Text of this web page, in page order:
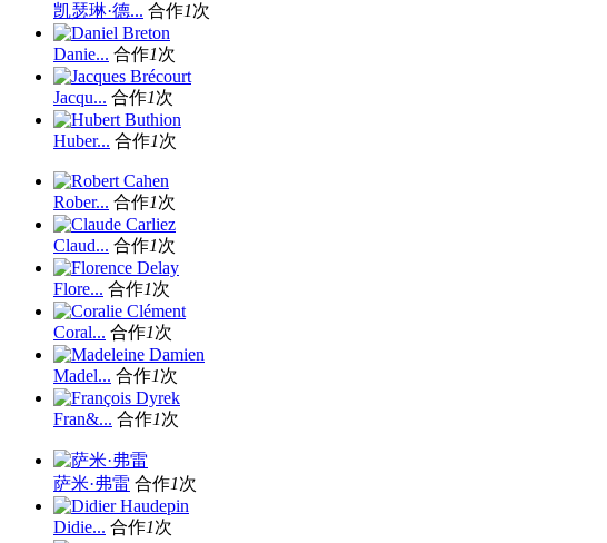
凯瑟琳·德... 合作1次
Danie... 合作1次
Jacqu... 合作1次
Huber... 合作1次
Rober... 合作1次
Claud... 合作1次
Flore... 合作1次
Coral... 合作1次
Madel... 合作1次
Fran&... 合作1次
萨米·弗雷 合作1次
Didie... 合作1次